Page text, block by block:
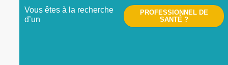
Vous êtes à la recherche
d’un
PROFESSIONNEL DE
SANTÉ ?